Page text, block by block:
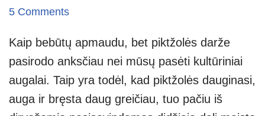
5 Comments
Kaip bebūtų apmaudu, bet piktžolės darže
pasirodo anksčiau nei mūsų pasėti kultūriniai
augalai. Taip yra todėl, kad piktžolės dauginasi,
auga ir bręsta daug greičiau, tuo pačiu iš